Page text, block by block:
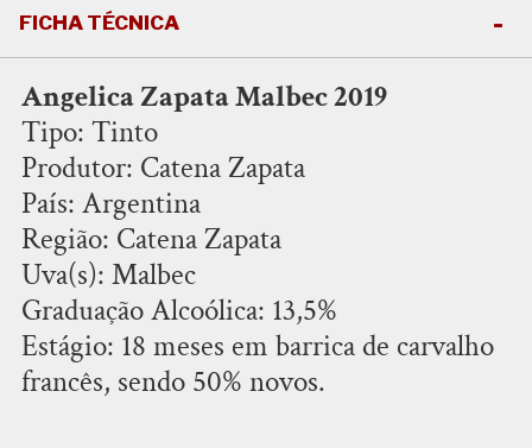
FICHA TÉCNICA
Angelica Zapata Malbec 2019
Tipo: Tinto
Produtor: Catena Zapata
País: Argentina
Região: Catena Zapata
Uva(s): Malbec
Graduação Alcoólica: 13,5%
Estágio: 18 meses em barrica de carvalho
francês, sendo 50% novos.